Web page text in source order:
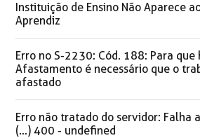
Instituição de Ensino Não Aparece
Aprendiz
Erro no S-2230: Cód. 188: Para
Afastamento é necessário que o
afastado
Erro não tratado do servidor: Falha
(...) 400 - undefined